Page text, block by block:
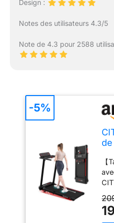
Design :
Notes des utilisateurs 4.3/5
Note de 4.3 pour 2588
et
de
-5%